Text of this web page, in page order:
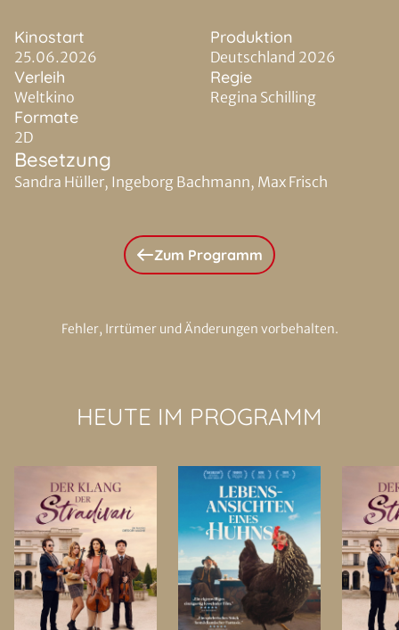
Kinostart
25.06.2026
Produktion
Deutschland 2026
Verleih
Weltkino
Regie
Regina Schilling
Formate
2D
Besetzung
Sandra Hüller, Ingeborg Bachmann, Max Frisch
Zum Programm
Fehler, Irrtümer und Änderungen vorbehalten.
HEUTE IM PROGRAMM